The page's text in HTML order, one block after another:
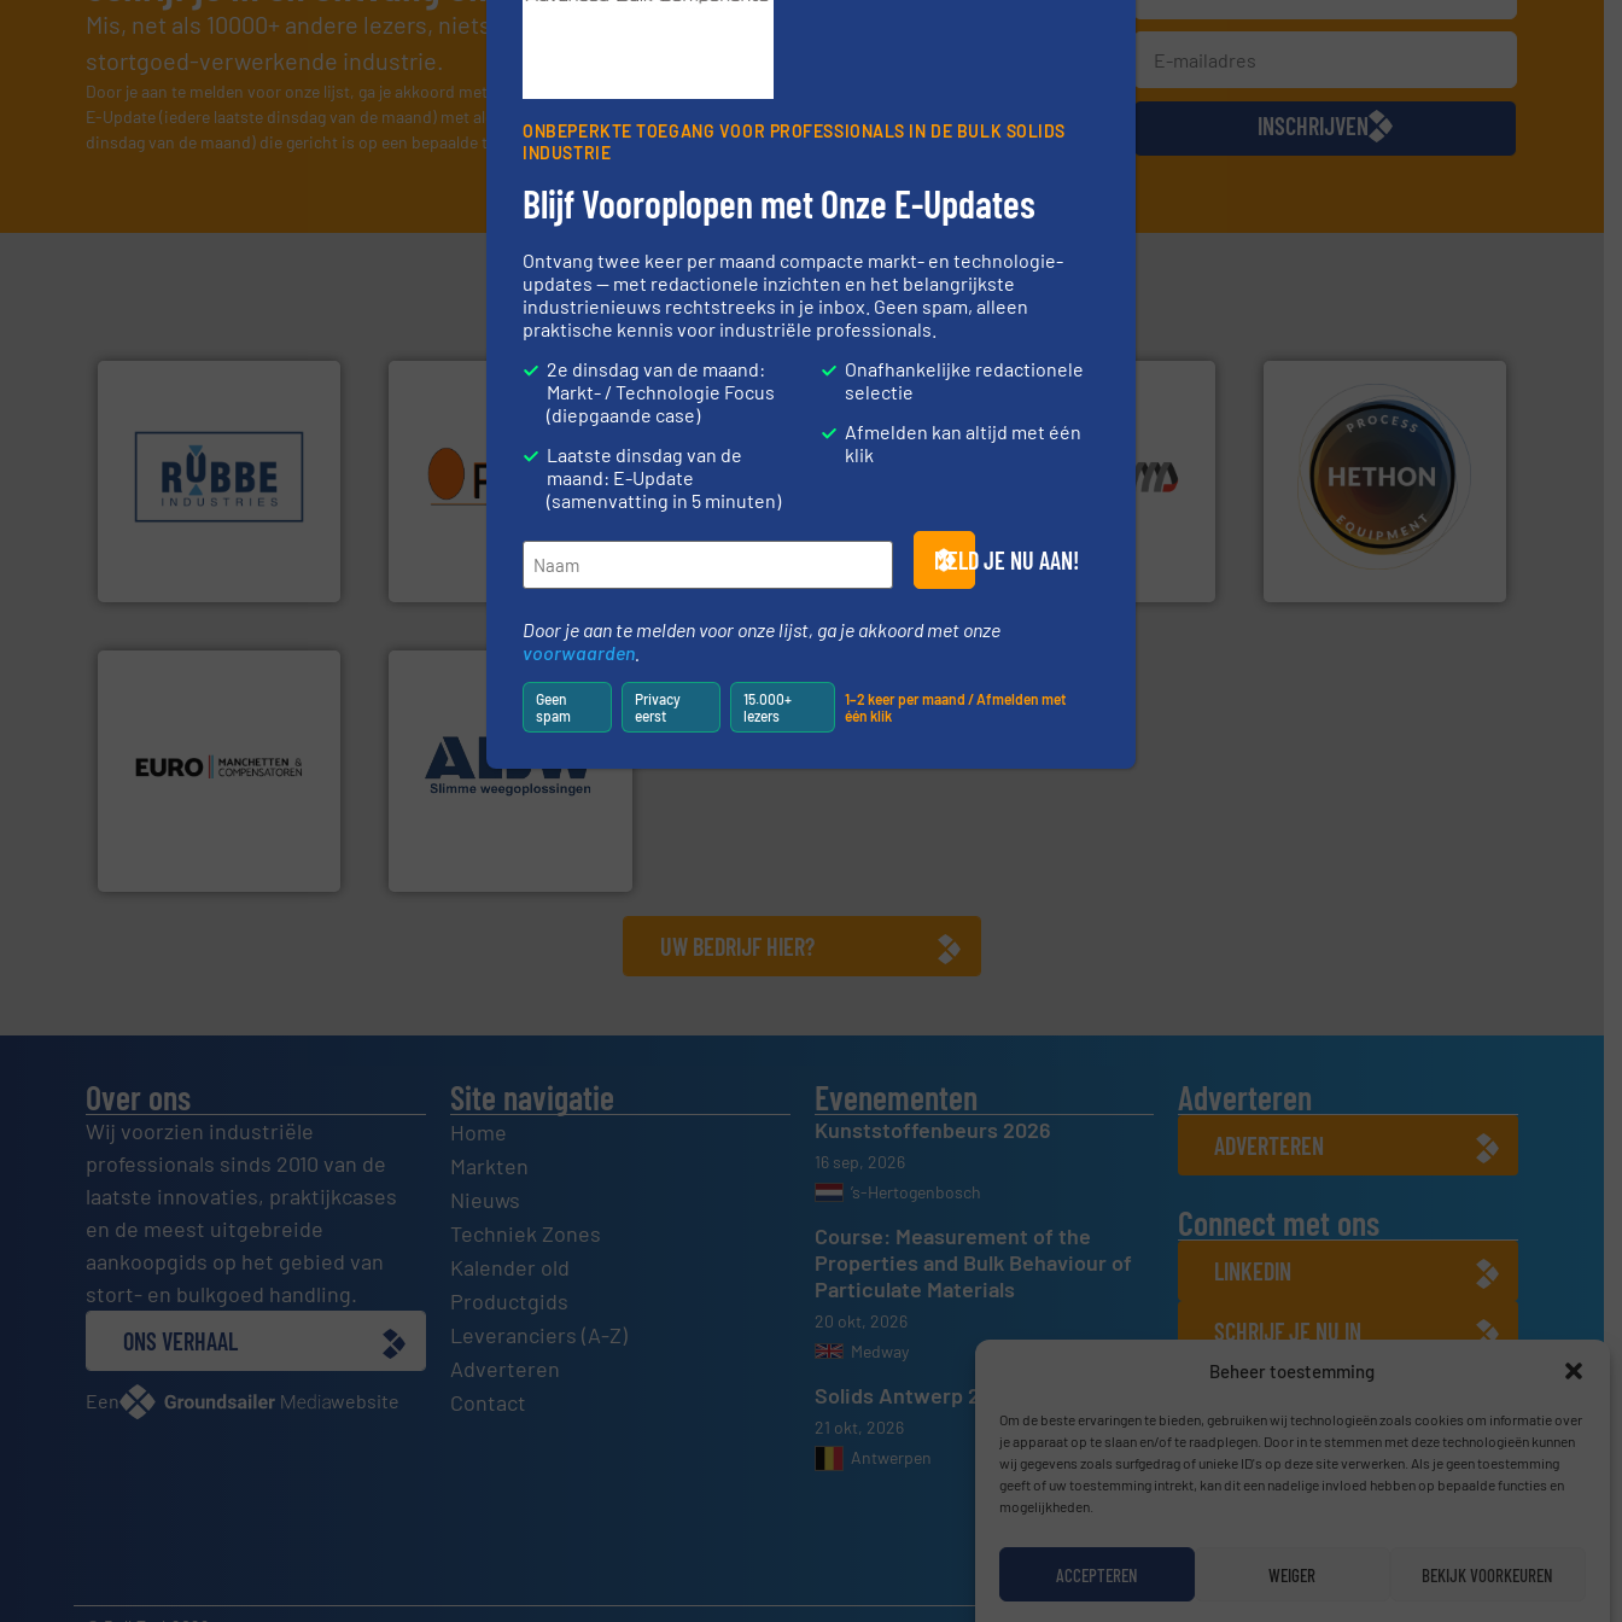
Beheer toestemming
Om de beste ervaringen te bieden, gebruiken wij technologieën zoals cookies om informatie over
je apparaat op te slaan en/of te raadplegen. Door in te stemmen met deze technologieën kunnen
wij gegevens zoals surfgedrag of unieke ID's op deze site verwerken. Als je geen toestemming
geeft of uw toestemming intrekt, kan dit een nadelige invloed hebben op bepaalde functies en
mogelijkheden.
ACCEPTEREN WEIGER BEKIJK VOORKEUREN
Mis, net als 10000+ andere lezers, niets meer van de (technische) ontwikkelingen binnen de
stortgoed-verwerkende industrie.
Door je aan te melden voor onze lijst, ga je akkoord met onze
E-Update (iedere laatste dinsdag van de maand) met algemene updates uit de branche en één E-Product nieuwsbrief (iedere tweede
dinsdag van de maand) die gericht is op een bepaalde technologie.
INSCHRIJVEN
Partners
verpakking- en
transportprocessen die
klanten in verschillende
sectoren hebben geholpen.
Van Low Budget Stofmeting
van officiële mg/Nm³ tot
QAL1 metingen: Optyl is het
aanspreekpunt voor uw
vragen omtrent stof.Meer
Maatwerk in componenten
plastic-, (petro) chemische,
farmaceutische,
biomassa industrieën.
Dinnissen BV
Wereldwijd opererend
stortgoedtechnologie.
Trusted by the best”.Meer
HETHON is wereldwijd
specialist in poeder- en
vloeistofdosering, met
name bij lastig te verwerken
materialen.Meer info ➜
dan dertig jaar actief op het
gebied van flexibele
aan weegapparatuur en -
componenten diverse
geautomatiseerde
weegoplossingen.
UW BEDRIJF HIER?
Over ons
Wij voorzien industriële
professionals sinds 2010 van de
laatste innovaties, praktijkcases
en de meest uitgebreide
aankoopgids op het gebied van
stort- en bulkgoed handling.
ONS VERHAAL
Een website
Site navigatie
Home
Markten
Nieuws
Techniek Zones
Kalender old
Productgids
Leveranciers (A-Z)
Adverteren
Contact
Evenementen
Kunststoffenbeurs 2026
16 sep, 2026
’s-Hertogenbosch
Course: Measurement of the
Properties and Bulk Behaviour of
Particulate Materials
20 okt, 2026
Medway
Solids Antwerp 2026
21 okt, 2026
Antwerpen
Adverteren
ADVERTEREN
Connect met ons
LINKEDIN
SCHRIJF JE NU IN
ONBEPERKTE TOEGANG VOOR PROFESSIONALS IN DE BULK SOLIDS
INDUSTRIE
Blijf Vooroplopen met Onze E-Updates
Ontvang twee keer per maand compacte markt- en technologie-
updates — met redactionele inzichten en het belangrijkste
industrienieuws rechtstreeks in je inbox. Geen spam, alleen
praktische kennis voor industriële professionals.
2e dinsdag van de maand:
Markt- / Technologie Focus
(diepgaande case)
Laatste dinsdag van de
maand: E-Update
(samenvatting in 5 minuten)
Onafhankelijke redactionele
selectie
Afmelden kan altijd met één
klik
MELD JE NU AAN!
Door je aan te melden voor onze lijst, ga je akkoord met onze
voorwaarden
Geen
spam
Privacy
eerst
15.000+
lezers
1–2 keer per maand / Afmelden met
één klik